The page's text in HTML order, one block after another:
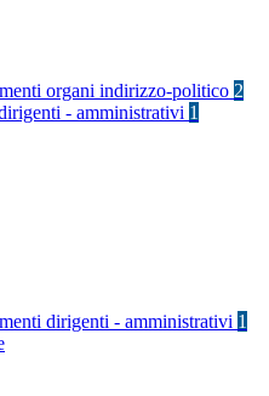
organi indirizzo-politico 2
- amministrativi 1
dirigenti - amministrativi 1